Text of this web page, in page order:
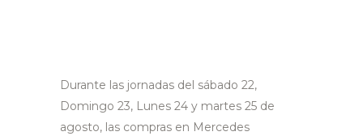
Durante las jornadas del sábado 22,
Domingo 23, Lunes 24 y martes 25 de
agosto, las compras en Mercedes